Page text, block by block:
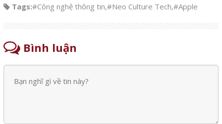
Tags:#Công nghệ thông tin,#Neo Culture Tech,#Apple
Bình luận